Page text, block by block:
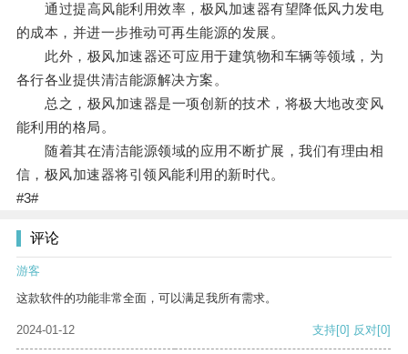
通过提高风能利用效率，极风加速器有望降低风力发电
的成本，并进一步推动可再生能源的发展。
此外，极风加速器还可应用于建筑物和车辆等领域，为
各行各业提供清洁能源解决方案。
总之，极风加速器是一项创新的技术，将极大地改变风
能利用的格局。
随着其在清洁能源领域的应用不断扩展，我们有理由相
信，极风加速器将引领风能利用的新时代。
#3#
评论
游客
这款软件的功能非常全面，可以满足我所有需求。
2024-01-12 支持[0] 反对[0]